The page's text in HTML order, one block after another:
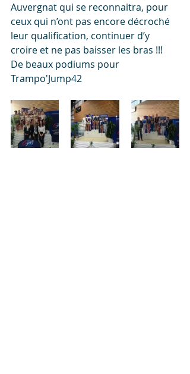
Auvergnat qui se reconnaitra, pour
ceux qui n’ont pas encore décroché
leur qualification, continuer d’y
croire et ne pas baisser les bras !!!
De beaux podiums pour
Trampo'Jump42